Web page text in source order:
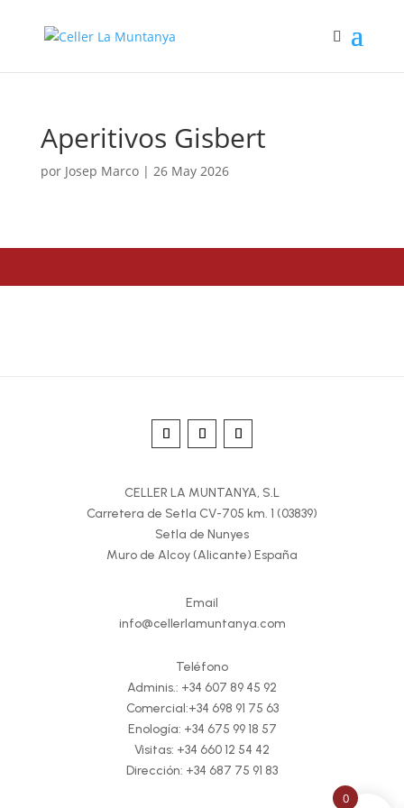
Aperitivos Gisbert
por Josep Marco| 26 May 2026
CELLER LA MUNTANYA, S.L
Carretera de Setla CV-705 km. 1 (03839)
Setla de Nunyes
Muro de Alcoy (Alicante) España
Email
info@cellerlamuntanya.com
Teléfono
Adminis.: +34 607 89 45 92
Comercial:+34 698 91 75 63
Enología: +34 675 99 18 57
Visitas: +34 660 12 54 42
Dirección: +34 687 75 91 83
0